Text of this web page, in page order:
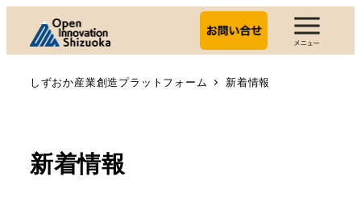
しずおか産業創造プラットフォーム 新着情報
新着情報